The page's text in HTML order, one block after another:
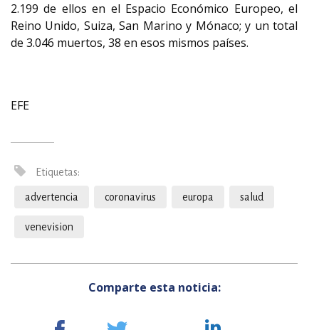
2.199 de ellos en el Espacio Económico Europeo, el
Reino Unido, Suiza, San Marino y Mónaco; y un total
de 3.046 muertos, 38 en esos mismos países.
EFE
Etiquetas:
advertencia coronavirus europa salud
venevision
Comparte esta noticia: